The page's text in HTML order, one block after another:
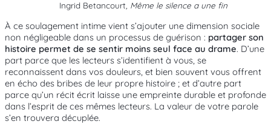
Ingrid Betancourt , Même le silence a une fin
À ce soulagement intime vient s’ajouter une dimension sociale
non négligeable dans un processus de guérison : partager son
histoire permet de se sentir moins seul face au drame. D’une
part parce que les lecteurs s’identifient à vous, se
reconnaissent dans vos douleurs, et bien souvent vous offrent
en écho des bribes de leur propre histoire ; et d’autre part
parce qu’un récit écrit laisse une empreinte durable et profonde
dans l’esprit de ces mêmes lecteurs. La valeur de votre parole
s’en trouvera décuplée.